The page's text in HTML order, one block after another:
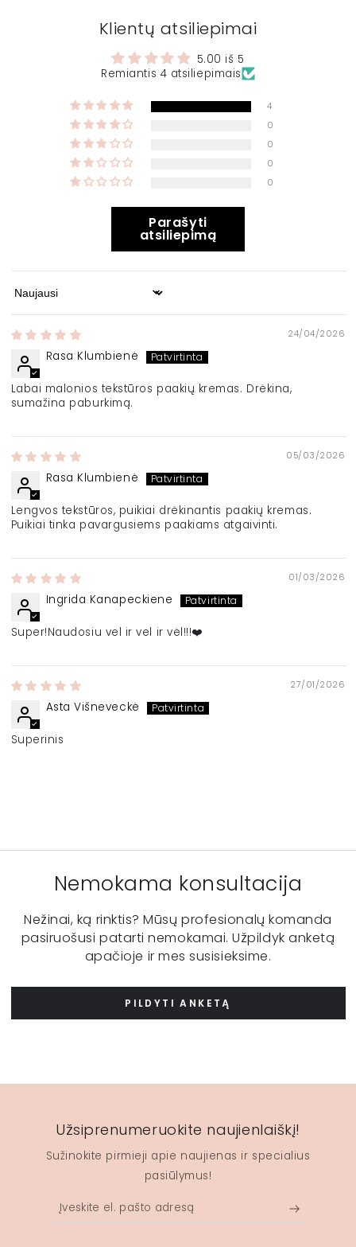
Klientų atsiliepimai
5.00 iš 5
Remiantis 4 atsiliepimais
4
0
0
0
0
Parašyti
atsiliepimą
Sort by
24/04/2026
Rasa Klumbienė
Labai malonios tekstūros paakių kremas. Drėkina,
sumažina paburkimą.
05/03/2026
Rasa Klumbienė
Lengvos tekstūros, puikiai drėkinantis paakių kremas.
Puikiai tinka pavargusiems paakiams atgaivinti.
01/03/2026
Ingrida Kanapeckiene
Super!Naudosiu vel ir vel ir vėl!!!❤️
27/01/2026
Asta Višneveckė
Superinis
Nemokama konsultacija
Nežinai, ką rinktis? Mūsų profesionalų komanda
pasiruošusi patarti nemokamai. Užpildyk anketą
apačioje ir mes susisieksime.
PILDYTI ANKETĄ
Užsiprenumeruokite naujienlaiškį!
Sužinokite pirmieji apie naujienas ir specialius
pasiūlymus!
Įveskite
el.